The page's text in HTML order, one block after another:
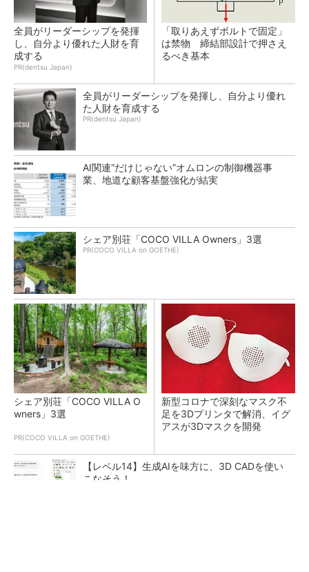
全員がリーダーシップを発揮
し、自分より優れた人財を育
成する
PR(dentsu Japan)
「取りあえずボルトで固定」
は禁物 締結部設計で押さえ
るべき基本
全員がリーダーシップを発揮し、自分より優れ
た人財を育成する
PR(dentsu Japan)
AI関連“だけじゃない”オムロンの制御機器事
業、地道な顧客基盤強化が結実
シェア別荘「COCO VILLA Owners」3選
PR(COCO VILLA on GOETHE)
シェア別荘「COCO VILLA O
wners」3選
PR(COCO VILLA on GOETHE)
新型コロナで深刻なマスク不
足を3Dプリンタで解消、イグ
アスが3Dマスクを開発
【レベル14】生成AIを味方に、3D CADを使い
こなそう！